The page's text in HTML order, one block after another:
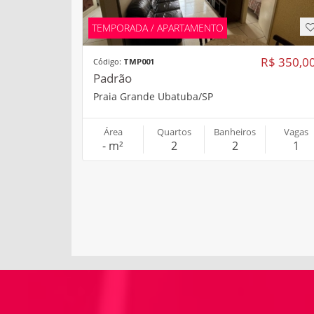
TEMPORADA / APARTAMENTO
R$
Código: TMP001
Padrão
Praia Grande Ubatuba/SP
Área
- m²
Quartos
2
Banheiros
2
Vagas
1